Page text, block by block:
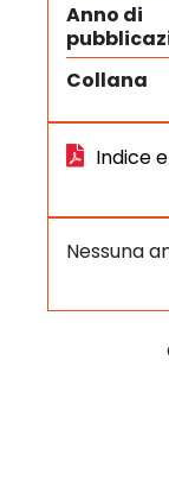
Anno di
Collana
Indice
Nessuna